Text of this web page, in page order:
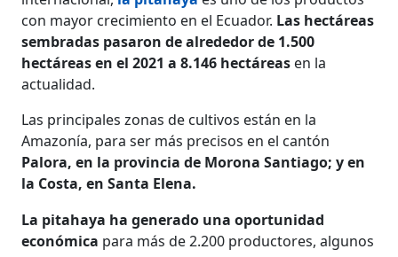
con mayor crecimiento en el Ecuador. Las hectáreas
sembradas pasaron de alrededor de 1.500
hectáreas en el 2021 a 8.146 hectáreas en la
actualidad.
Las principales zonas de cultivos están en la
Amazonía, para ser más precisos en el cantón
Palora, en la provincia de Morona Santiago; y en
la Costa, en Santa Elena.
La pitahaya ha generado una oportunidad
económica para más de 2.200 productores, algunos